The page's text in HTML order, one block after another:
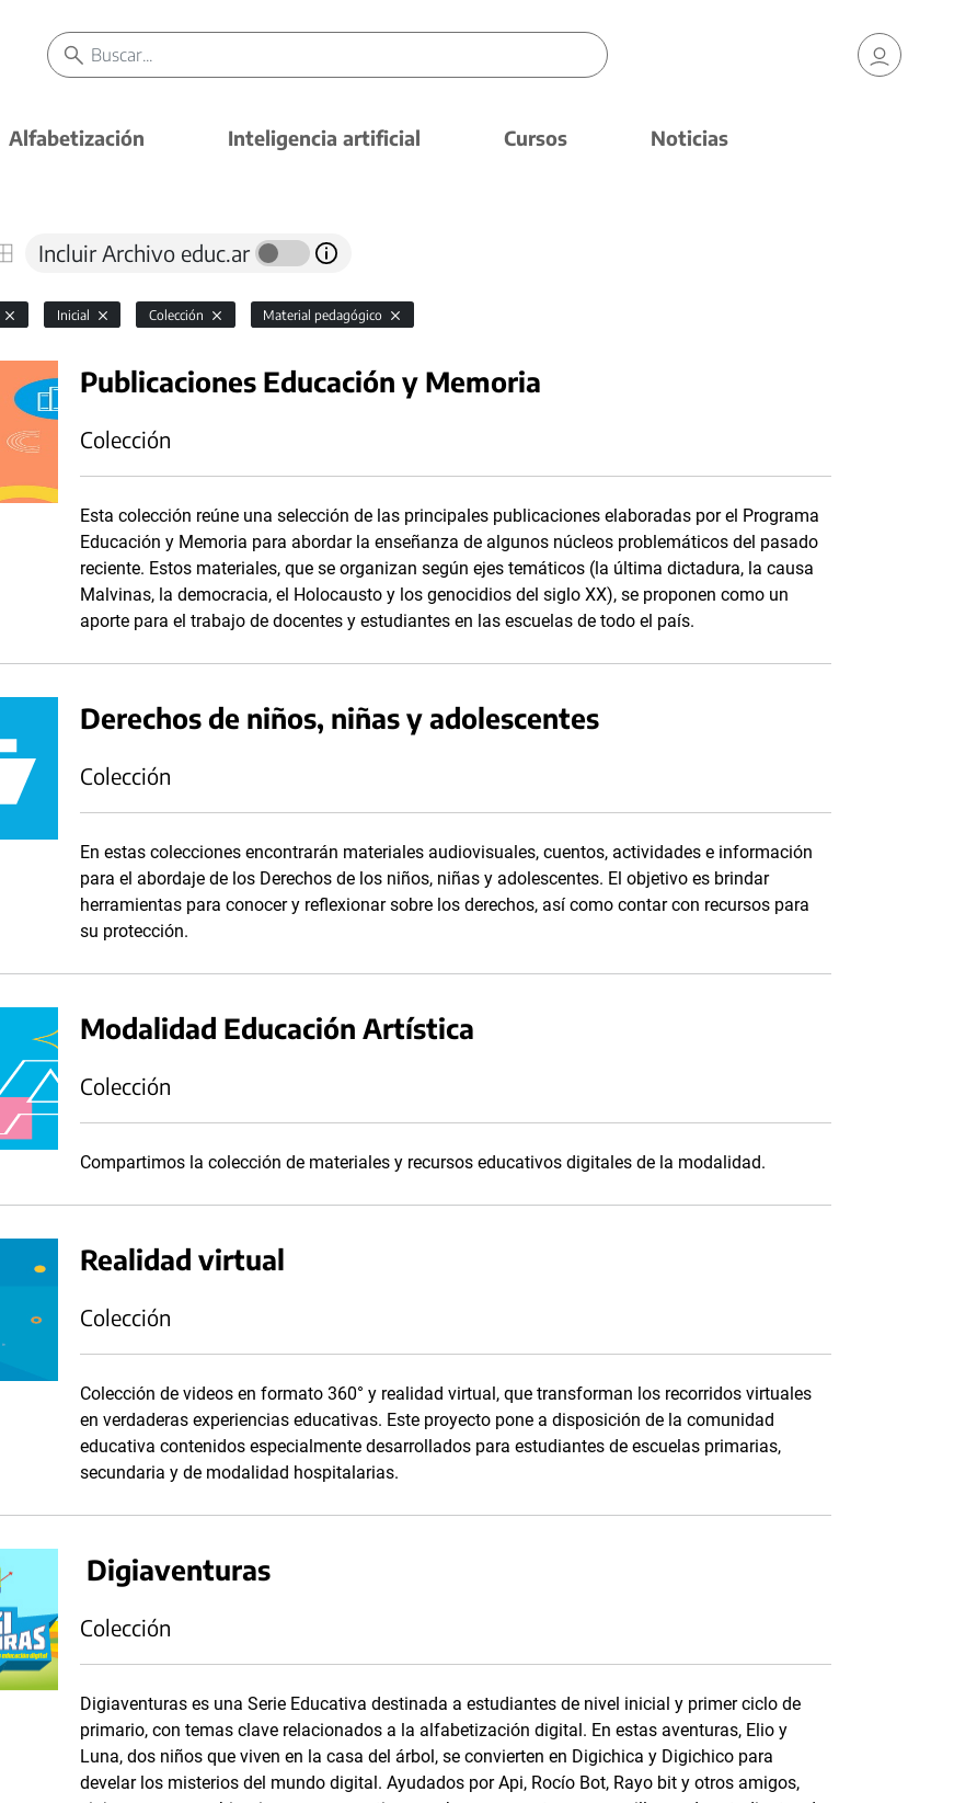
Alfabetización Inteligencia artificial Cursos Noticias
Incluir Archivo educ.ar
Inicial Colección Material pedagógico
Publicaciones Educación y Memoria
Colección
Esta colección reúne una selección de las principales publicaciones elaboradas por el Programa
Educación y Memoria para abordar la enseñanza de algunos núcleos problemáticos del pasado
reciente. Estos materiales, que se organizan según ejes temáticos (la última dictadura, la causa
Malvinas, la democracia, el Holocausto y los genocidios del siglo XX), se proponen como un
aporte para el trabajo de docentes y estudiantes en las escuelas de todo el país.
Derechos de niños, niñas y adolescentes
Colección
En estas colecciones encontrarán materiales audiovisuales, cuentos, actividades e información
para el abordaje de los Derechos de los niños, niñas y adolescentes. El objetivo es brindar
herramientas para conocer y reflexionar sobre los derechos, así como contar con recursos para
su protección.
Modalidad Educación Artística
Colección
Compartimos la colección de materiales y recursos educativos digitales de la modalidad.
Realidad virtual
Colección
Colección de videos en formato 360° y realidad virtual, que transforman los recorridos virtuales
en verdaderas experiencias educativas. Este proyecto pone a disposición de la comunidad
educativa contenidos especialmente desarrollados para estudiantes de escuelas primarias,
secundaria y de modalidad hospitalarias.
Digiaventuras
Colección
Digiaventuras es una Serie Educativa destinada a estudiantes de nivel inicial y primer ciclo de
primario, con temas clave relacionados a la alfabetización digital. En estas aventuras, Elio y
Luna, dos niños que viven en la casa del árbol, se convierten en Digichica y Digichico para
develar los misterios del mundo digital. Ayudados por Api, Rocío Bot, Rayo bit y otros amigos,